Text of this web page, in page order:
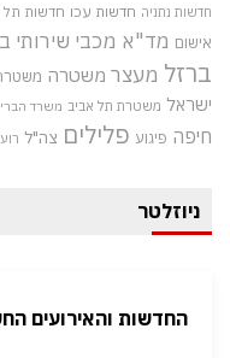
חדשות נתניה חדשות עכו חדשות תל
אישום מד"א מכבי שירותי
ברזל מעצר משטרה משטרת
ישראל משטרת תל אביב משרד
חיפה פיגוע פלילים צה"ל
ניוזלטר
החדשות והאירועים